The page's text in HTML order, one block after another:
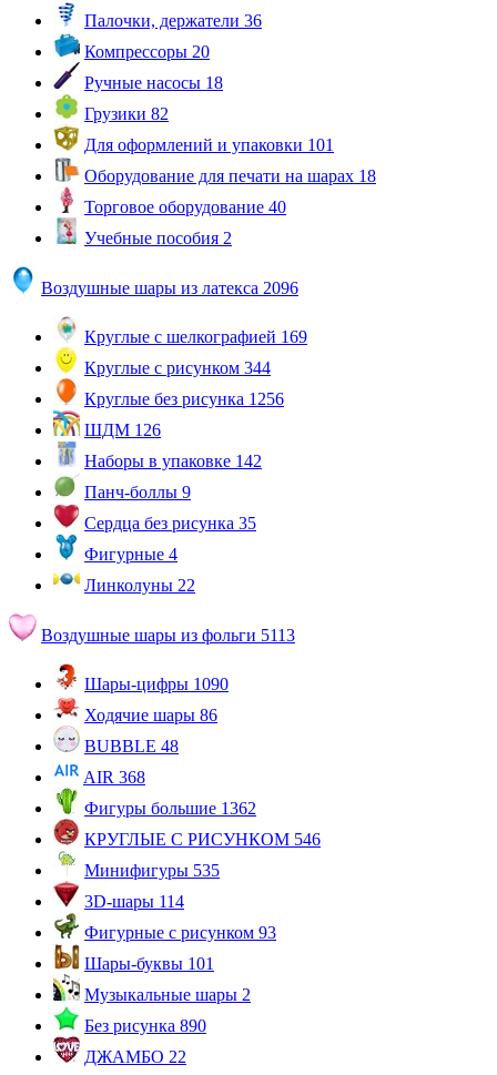
Палочки, держатели 36
Компрессоры 20
Ручные насосы 18
Грузики 82
Для оформлений и упаковки 101
Оборудование для печати на шарах 18
Торговое оборудование 40
Учебные пособия 2
Воздушные шары из латекса 2096
Круглые с шелкографией 169
Круглые с рисунком 344
Круглые без рисунка 1256
ШДМ 126
Наборы в упаковке 142
Панч-боллы 9
Сердца без рисунка 35
Фигурные 4
Линколуны 22
Воздушные шары из фольги 5113
Шары-цифры 1090
Ходячие шары 86
BUBBLE 48
AIR 368
Фигуры большие 1362
КРУГЛЫЕ С РИСУНКОМ 546
Минифигуры 535
3D-шары 114
Фигурные с рисунком 93
Шары-буквы 101
Музыкальные шары 2
Без рисунка 890
ДЖАМБО 22